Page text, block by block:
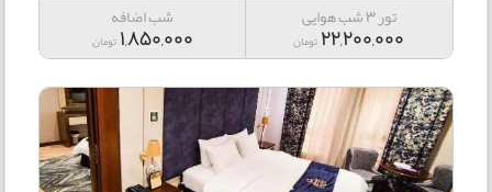
تور 3 شب هوایی
22,200,000تومان
شب اضافه
1,850,000 تومان